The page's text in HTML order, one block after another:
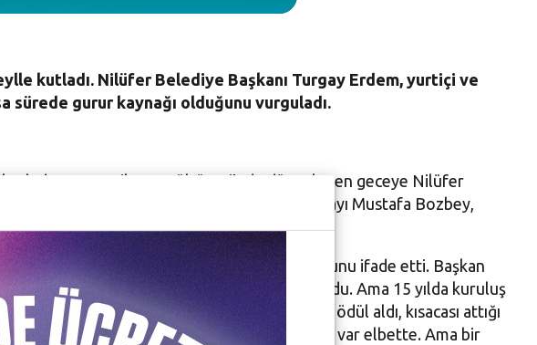
kutladı. Nilüfer Belediye Başkanı Turgay Erdem, yurtiçi ve
sürede gurur kaynağı olduğunu vurguladı.
Nazım Hikmet Kültürevi’nde düzenlenen geceye Nilüfer
Başkanı ve Büyükşehir Belediye Başkan adayı Mustafa Bozbey,
elde ettiği başarılarla gurur kaynağı olduğunu ifade etti. Başkan
konserler gerçekleştirmek için kuruldu. Ama 15 yılda kuruluş
bizi başarıyla temsil etti. Onlarca ödül aldı, kısacası attığı
ve birlikte çalışırken sergiledikleri uyum var elbette. Ama bir